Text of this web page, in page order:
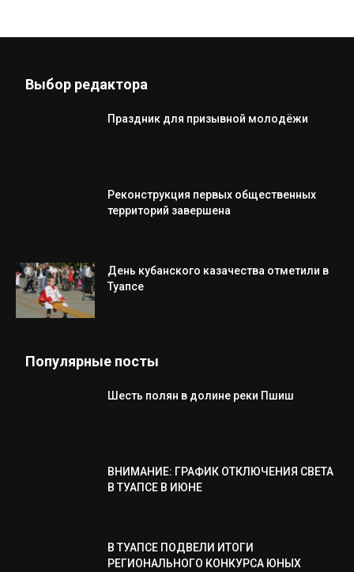
Выбор редактора
Праздник для призывной молодёжи
Реконструкция первых общественных
территорий завершена
День кубанского казачества отметили в
Туапсе
Популярные посты
Шесть полян в долине реки Пшиш
ВНИМАНИЕ: ГРАФИК ОТКЛЮЧЕНИЯ СВЕТА
В ТУАПСЕ В ИЮНЕ
В ТУАПСЕ ПОДВЕЛИ ИТОГИ
РЕГИОНАЛЬНОГО КОНКУРСА ЮНЫХ